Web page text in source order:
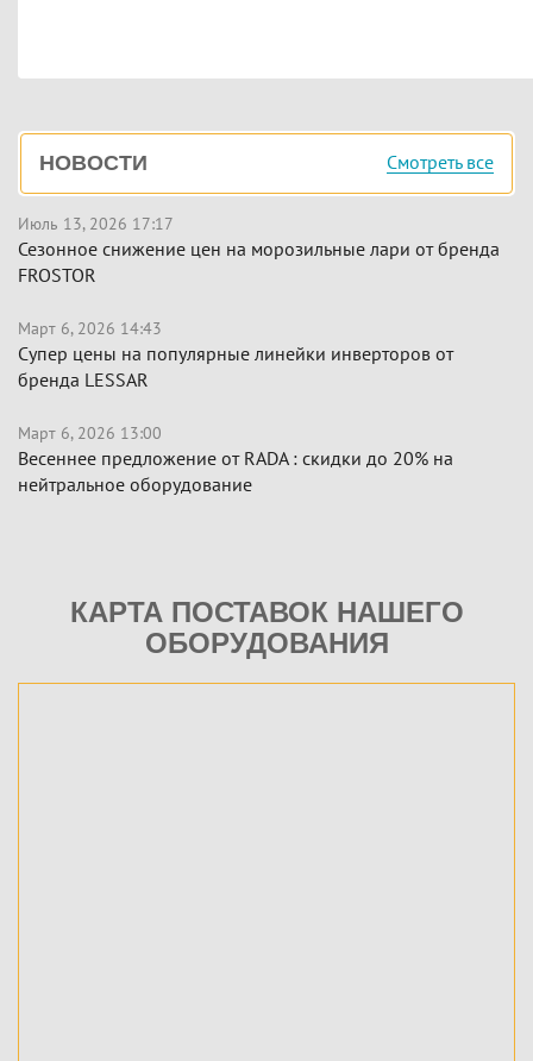
Боковая
панель
НОВОСТИ Смотреть все
Июль 13, 2026 17:17
Сезонное снижение цен на морозильные лари от бренда
FROSTOR
Март 6, 2026 14:43
Супер цены на популярные линейки инверторов от
бренда LESSAR
Март 6, 2026 13:00
Весеннее предложение от RADA : скидки до 20% на
нейтральное оборудование
КАРТА ПОСТАВОК НАШЕГО
ОБОРУДОВАНИЯ